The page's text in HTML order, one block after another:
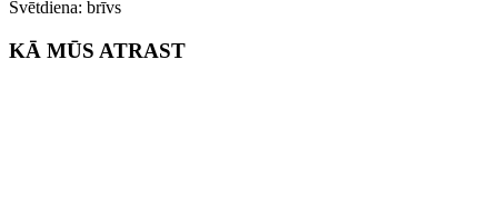
Svētdiena: brīvs
KĀ MŪS ATRAST